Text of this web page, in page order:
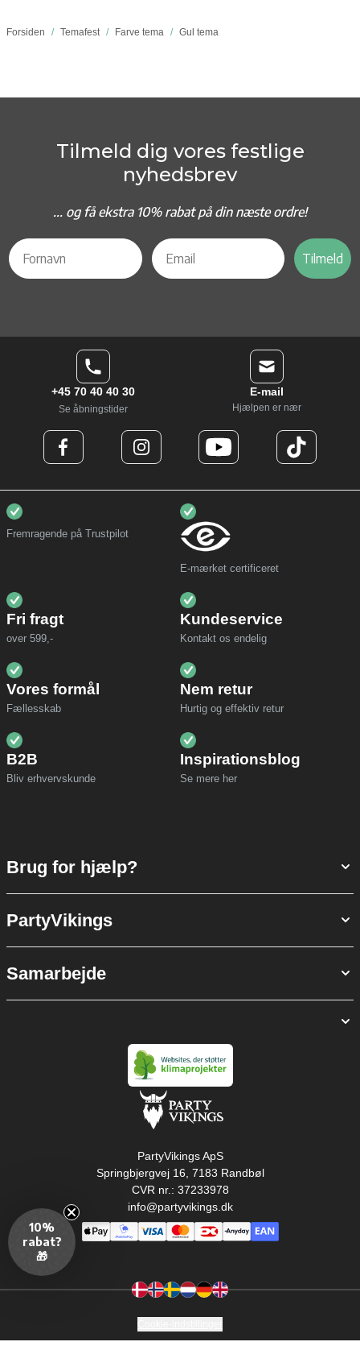
Forsiden / Temafest / Farve tema / Gul tema
Tilmeld dig vores festlige
nyhedsbrev
... og få ekstra 10% rabat på din næste ordre!
Tilmeld
+45 70 40 40 30
Se åbningstider
E-mail
Hjælpen er nær
Fremragende på Trustpilot
E-mærket certificeret
Fri fragt
over 599,-
Kundeservice
Kontakt os endelig
Vores formål
Fællesskab
Nem retur
Hurtig og effektiv retur
B2B
Bliv erhvervskunde
Inspirationsblog
Se mere her
Brug for hjælp?
PartyVikings
Samarbejde
PartyVikings ApS
Springbjergvej 16, 7183 Randbøl
CVR nr.: 37233978
info@partyvikings.dk
10%
rabat?
🎁